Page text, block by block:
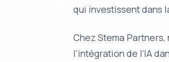
qui investissent dans
Chez Stema
l’intégration de l’IA